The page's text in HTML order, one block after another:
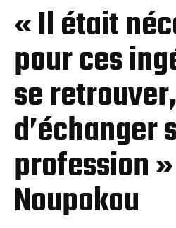
« Il était
pour ces
se
d’échanger
profession
Noupokou